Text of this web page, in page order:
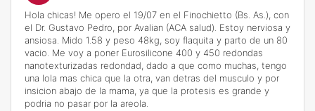
Hola chicas! Me opero el 19/07 en el Finochietto (Bs. As.), con
el Dr. Gustavo Pedro, por Avalian (ACA salud). Estoy nerviosa y
ansiosa. Mido 1.58 y peso 48kg, soy flaquita y parto de un 80
vacio. Me voy a poner Eurosilicone 400 y 450 redondas
nanotexturizadas redondad, dado a que como muchas, tengo
una lola mas chica que la otra, van detras del musculo y por
insicion abajo de la mama, ya que la protesis es grande y
podria no pasar por la areola.